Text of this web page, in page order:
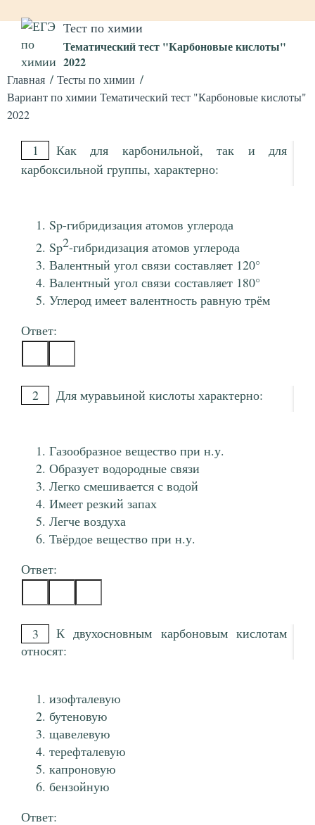
Тест по химии
Тематический тест "Карбоновые кислоты"
2022
Главная
Тесты по химии
Вариант по химии Тематический тест "Карбоновые кислоты"
2022
1
Как для карбонильной, так и для
карбоксильной группы, характерно:
Sp-гибридизация атомов углерода
Sp2-гибридизация атомов углерода
Валентный угол связи составляет 120°
Валентный угол связи составляет 180°
Углерод имеет валентность равную трём
Ответ:
2 Для муравьиной кислоты характерно:
Газообразное вещество при н.у.
Образует водородные связи
Легко смешивается с водой
Имеет резкий запах
Легче воздуха
Твёрдое вещество при н.у.
Ответ:
3
К двухосновным карбоновым кислотам
относят:
изофталевую
бутеновую
щавелевую
терефталевую
капроновую
бензойную
Ответ: